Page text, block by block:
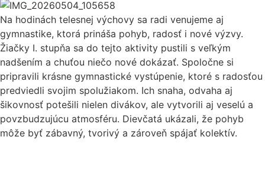
Na hodinách telesnej výchovy sa radi venujeme aj
gymnastike, ktorá prináša pohyb, radosť i nové výzvy.
Žiačky I. stupňa sa do tejto aktivity pustili s veľkým
nadšením a chuťou niečo nové dokázať. Spoločne si
pripravili krásne gymnastické vystúpenie, ktoré s radosťou
predviedli svojim spolužiakom. Ich snaha, odvaha aj
šikovnosť potešili nielen divákov, ale vytvorili aj veselú a
povzbudzujúcu atmosféru. Dievčatá ukázali, že pohyb
môže byť zábavný, tvorivý a zároveň spájať kolektív.